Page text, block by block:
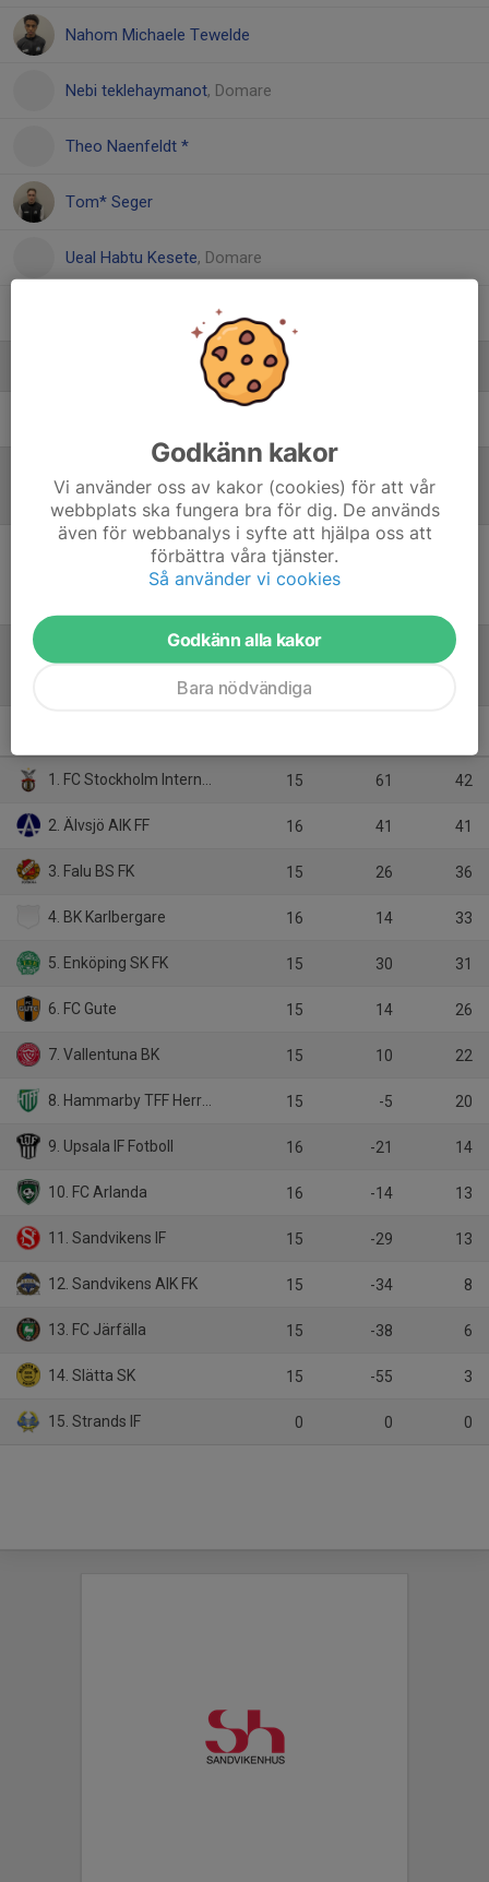
Nahom Michaele Tewelde
Nebi teklehaymanot, Domare
Theo Naenfeldt *
Tom* Seger
Ueal Habtu Kesete, Domare
Referat
Inget referat skrivet
1. FC Stockholm Internazionale 15 61 42
2. Älvsjö AIK FF 16 41 41
3. Falu BS FK 15 26 36
4. BK Karlbergare 16 14 33
5. Enköping SK FK 15 30 31
6. FC Gute 15 14 26
7. Vallentuna BK 15 10 22
8. Hammarby TFF Herrfotboll 15 -5 20
9. Upsala IF Fotboll 16 -21 14
10. FC Arlanda 16 -14 13
11. Sandvikens IF 15 -29 13
12. Sandvikens AIK FK 15 -34 8
13. FC Järfälla 15 -38 6
14. Slätta SK 15 -55 3
15. Strands IF 0 0 0
Godkänn kakor
Vi använder oss av kakor (cookies) för att vår
webbplats ska fungera bra för dig. De används
även för webbanalys i syfte att hjälpa oss att
förbättra våra tjänster.
Så använder vi cookies
Godkänn alla kakor
Bara nödvändiga